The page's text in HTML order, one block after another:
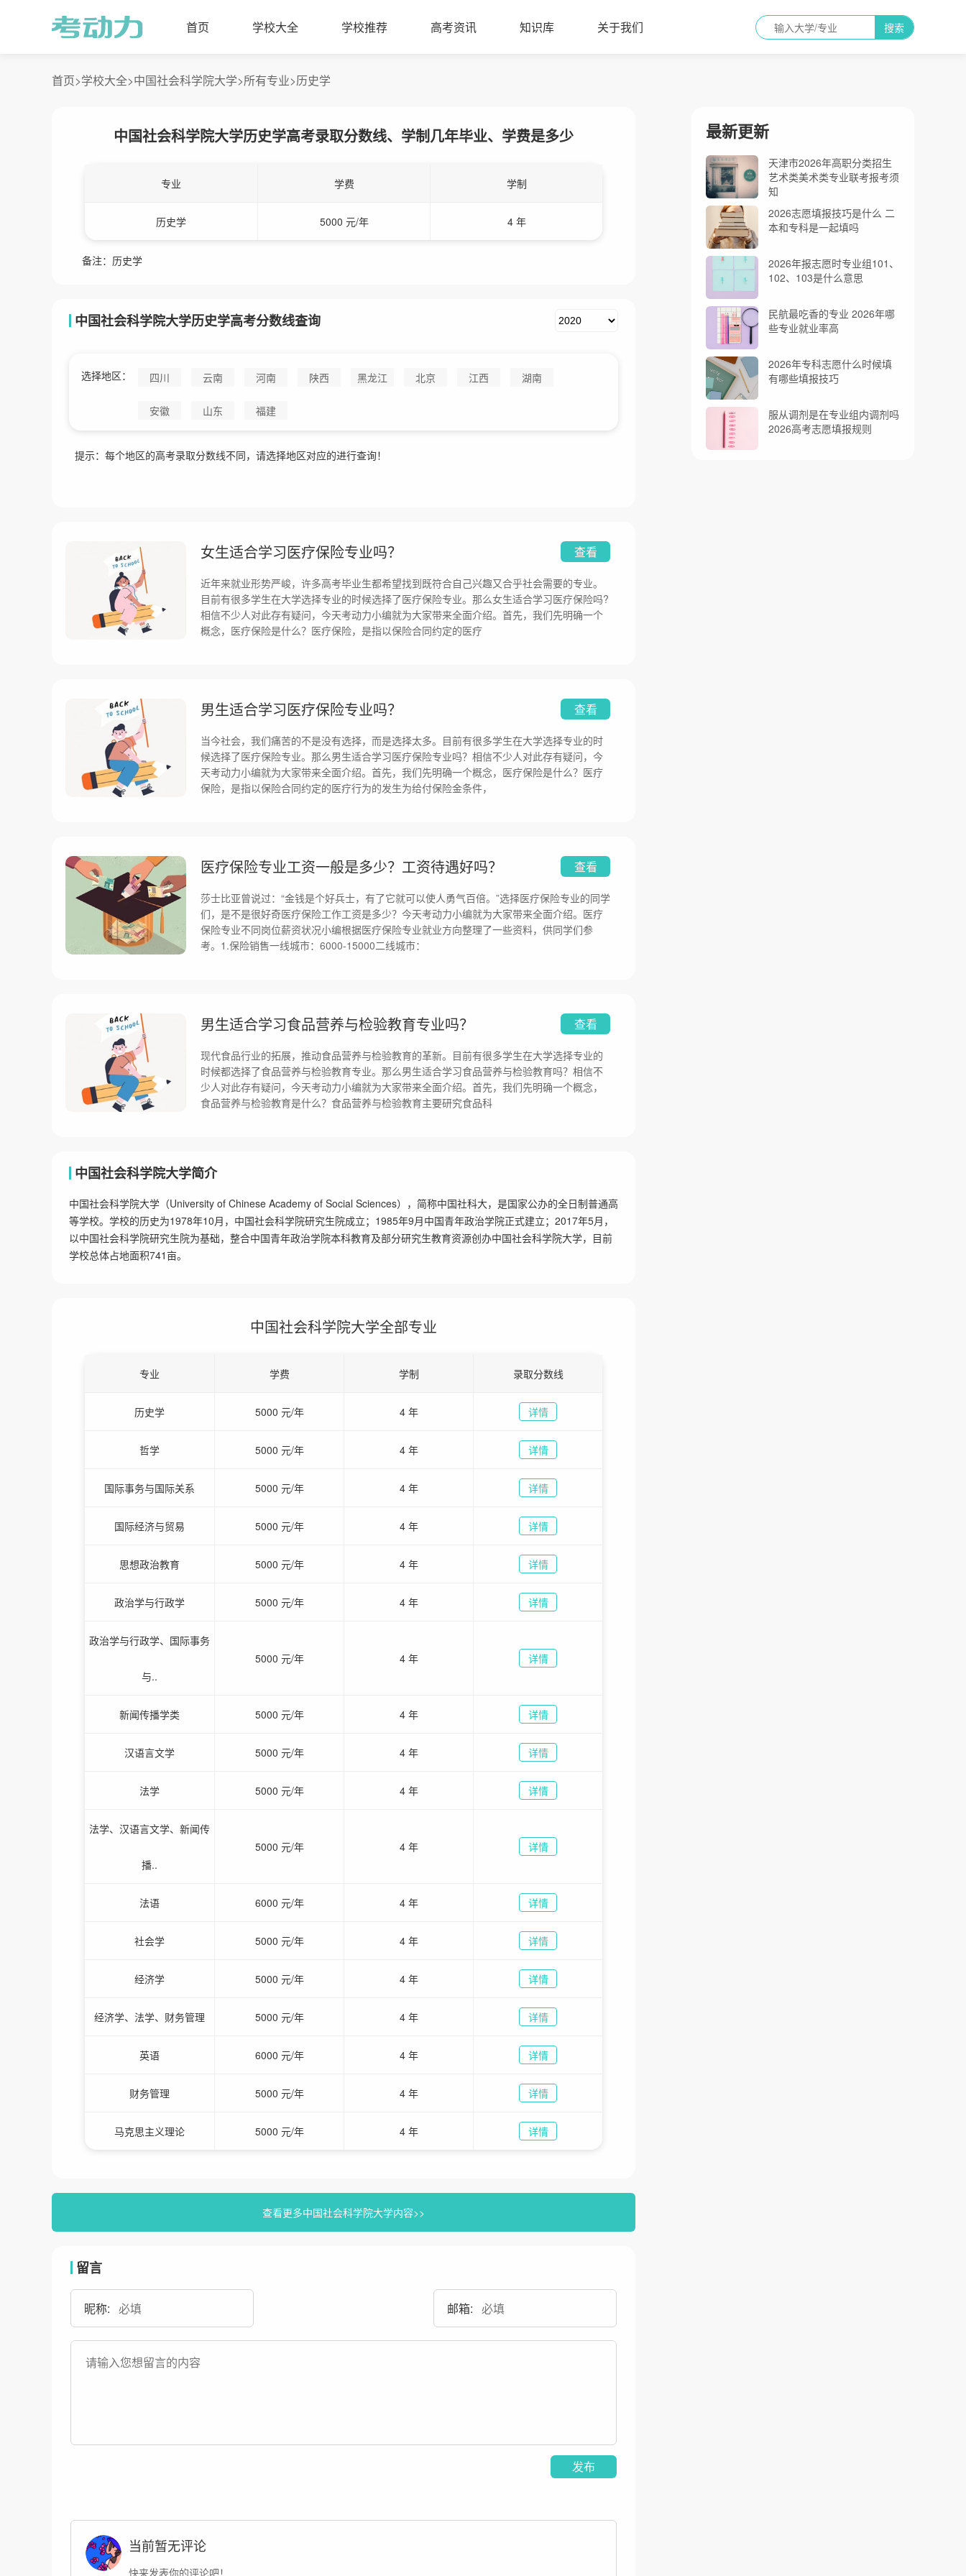
首页 学校大全 学校推荐 高考资讯 知识库 关于我们 搜索
首页>学校大全>中国社会科学院大学>所有专业>历史学
中国社会科学院大学历史学高考录取分数线、学制几年毕业、学费是多少
专业 学费 学制
历史学 5000 元/年 4 年
备注：历史学
中国社会科学院大学历史学高考分数线查询
选择地区： 四川 云南 河南 陕西 黑龙江 北京 江西 湖南
安徽 山东 福建
提示：每个地区的高考录取分数线不同，请选择地区对应的进行查询！
女生适合学习医疗保险专业吗？ 查看
近年来就业形势严峻，许多高考毕业生都希望找到既符合自己兴趣又合乎社会需要的专业。
目前有很多学生在大学选择专业的时候选择了医疗保险专业。那么女生适合学习医疗保险吗?
相信不少人对此存有疑问，今天考动力小编就为大家带来全面介绍。首先，我们先明确一个
概念，医疗保险是什么？医疗保险，是指以保险合同约定的医疗
男生适合学习医疗保险专业吗？ 查看
当今社会，我们痛苦的不是没有选择，而是选择太多。目前有很多学生在大学选择专业的时
候选择了医疗保险专业。那么男生适合学习医疗保险专业吗？相信不少人对此存有疑问，今
天考动力小编就为大家带来全面介绍。首先，我们先明确一个概念，医疗保险是什么？医疗
保险，是指以保险合同约定的医疗行为的发生为给付保险金条件，
医疗保险专业工资一般是多少？工资待遇好吗？ 查看
莎士比亚曾说过：“金钱是个好兵士，有了它就可以使人勇气百倍。”选择医疗保险专业的同学
们，是不是很好奇医疗保险工作工资是多少？今天考动力小编就为大家带来全面介绍。医疗
保险专业不同岗位薪资状况小编根据医疗保险专业就业方向整理了一些资料，供同学们参
考。1.保险销售一线城市：6000-15000二线城市：
男生适合学习食品营养与检验教育专业吗？ 查看
现代食品行业的拓展，推动食品营养与检验教育的革新。目前有很多学生在大学选择专业的
时候都选择了食品营养与检验教育专业。那么男生适合学习食品营养与检验教育吗？相信不
少人对此存有疑问，今天考动力小编就为大家带来全面介绍。首先，我们先明确一个概念，
食品营养与检验教育是什么？食品营养与检验教育主要研究食品科
中国社会科学院大学简介
中国社会科学院大学（University of Chinese Academy of Social Sciences），简称中国社科大，是国家公办的全日制普通高
等学校。学校的历史为1978年10月，中国社会科学院研究生院成立；1985年9月中国青年政治学院正式建立；2017年5月，
以中国社会科学院研究生院为基础，整合中国青年政治学院本科教育及部分研究生教育资源创办中国社会科学院大学，目前
学校总体占地面积741亩。
中国社会科学院大学全部专业
专业 学费 学制 录取分数线
历史学 5000 元/年 4 年 详情
哲学 5000 元/年 4 年 详情
国际事务与国际关系 5000 元/年 4 年 详情
国际经济与贸易 5000 元/年 4 年 详情
思想政治教育 5000 元/年 4 年 详情
政治学与行政学 5000 元/年 4 年 详情
政治学与行政学、国际事务
与..
5000 元/年 4 年 详情
新闻传播学类 5000 元/年 4 年 详情
汉语言文学 5000 元/年 4 年 详情
法学 5000 元/年 4 年 详情
法学、汉语言文学、新闻传
播..
5000 元/年 4 年 详情
法语 6000 元/年 4 年 详情
社会学 5000 元/年 4 年 详情
经济学 5000 元/年 4 年 详情
经济学、法学、财务管理 5000 元/年 4 年 详情
英语 6000 元/年 4 年 详情
财务管理 5000 元/年 4 年 详情
马克思主义理论 5000 元/年 4 年 详情
查看更多中国社会科学院大学内容>>
留言
昵称: 邮箱:
发布
当前暂无评论
快来发表你的评论吧！
最新更新
天津市2026年高职分类招生
艺术类美术类专业联考报考须
知
2026志愿填报技巧是什么 二
本和专科是一起填吗
2026年报志愿时专业组101、
102、103是什么意思
民航最吃香的专业 2026年哪
些专业就业率高
2026年专科志愿什么时候填
有哪些填报技巧
服从调剂是在专业组内调剂吗
2026高考志愿填报规则